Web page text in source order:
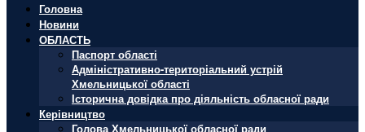
Головна
Новини
ОБЛАСТЬ
Паспорт області
Адміністративно-територіальний устрій
Хмельницької області
Історична довідка про діяльність обласної ради
Керівництво
Голова Хмельницької обласної ради